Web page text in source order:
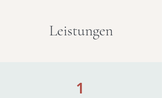
Leistungen
1